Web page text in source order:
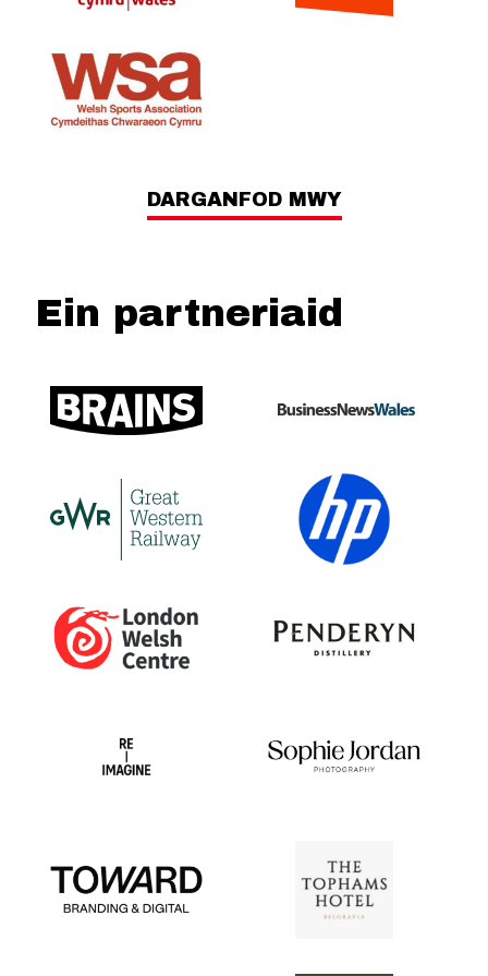
DARGANFOD MWY
Ein partneriaid